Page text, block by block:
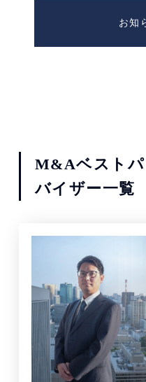
お知
M&Aベスト
バイザー一覧